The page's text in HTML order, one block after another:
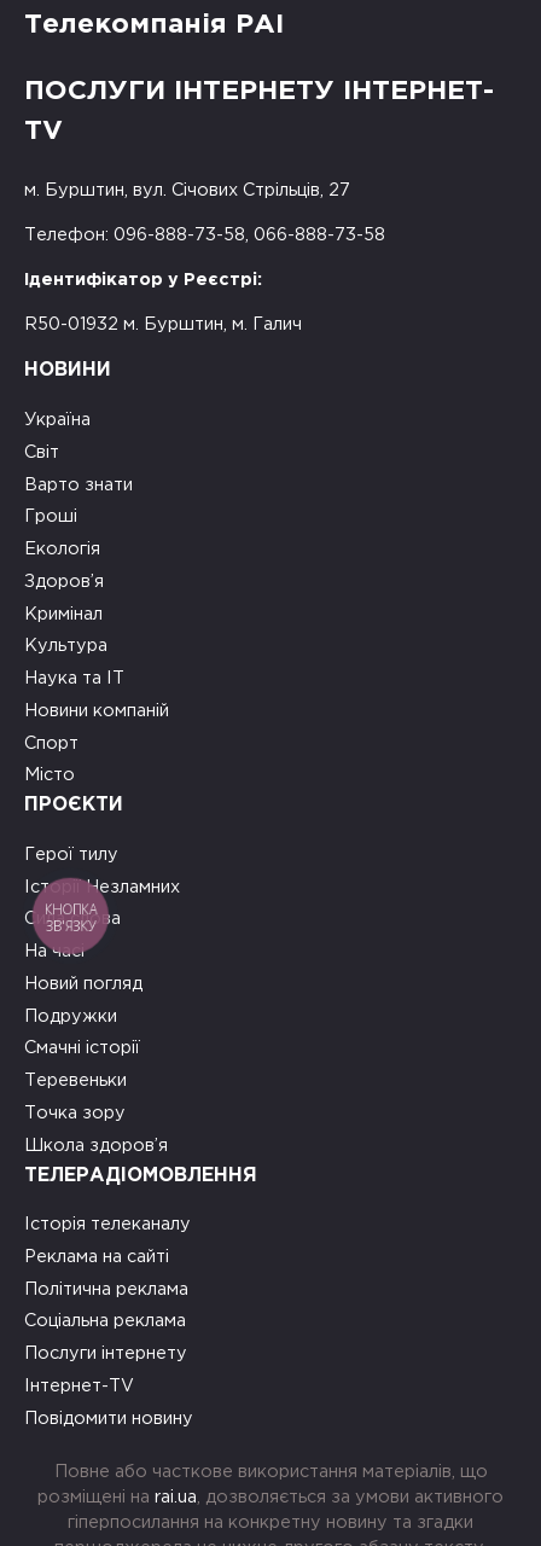
Телекомпанія РАІ
ПОСЛУГИ ІНТЕРНЕТУ ІНТЕРНЕТ-
TV
м. Бурштин, вул. Січових Стрільців, 27
Телефон: 096-888-73-58, 066-888-73-58
Ідентифікатор у Реєстрі:
R50-01932 м. Бурштин, м. Галич
НОВИНИ
Україна
Світ
Варто знати
Гроші
Екологія
Здоров’я
Кримінал
Культура
Наука та ІТ
Новини компаній
Спорт
Місто
ПРОЄКТИ
Герої тилу
Історії Незламних
Сила слова
На часі
Новий погляд
Подружки
Смачні історії
Теревеньки
Точка зору
Школа здоров’я
ТЕЛЕРАДІОМОВЛЕННЯ
Історія телеканалу
Реклама на сайті
Політична реклама
Соціальна реклама
Послуги інтернету
Інтернет-TV
Повідомити новину
Повне або часткове використання матеріалів, що
розміщені на rai.ua , дозволяється за умови активного
гіперпосилання на конкретну новину та згадки
КНОПКА
ЗВ'ЯЗКУ